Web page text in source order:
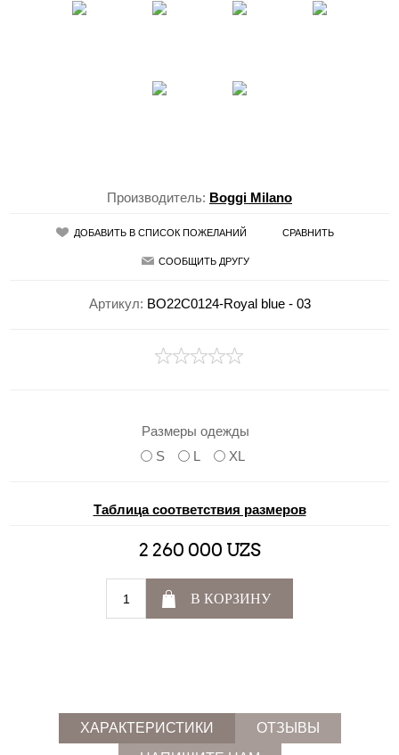
Производитель: Boggi Milano
ДОБАВИТЬ В СПИСОК ПОЖЕЛАНИЙ СРАВНИТЬ
СООБЩИТЬ ДРУГУ
Артикул: BO22C0124-Royal blue - 03
Размеры одежды
S
L XL
Таблица соответствия размеров
2 260 000 UZS
В КОРЗИНУ
ХАРАКТЕРИСТИКИ
ОТЗЫВЫ